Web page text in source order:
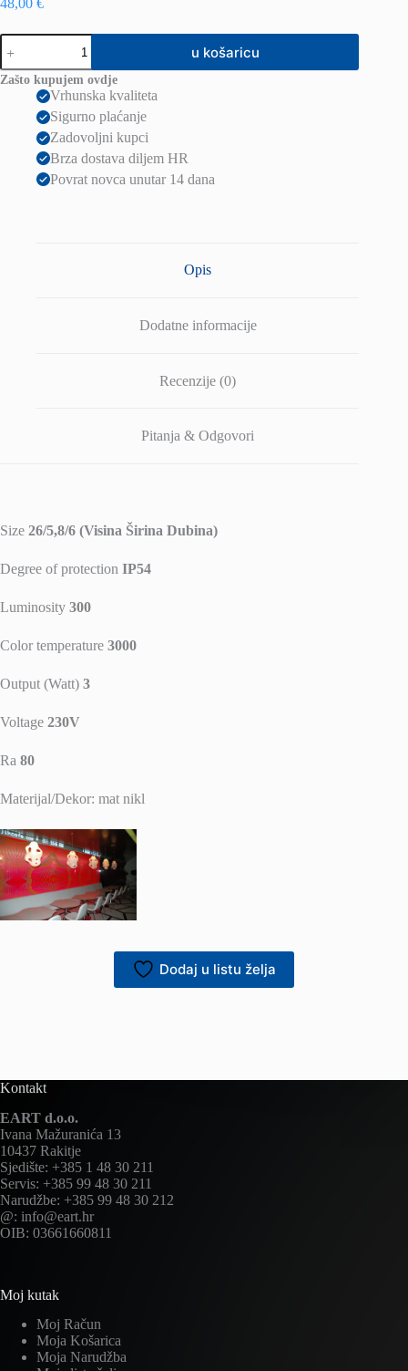
48,00 €
ZANE
zidna
mat
nikl
3000K
u košaricu
Zašto kupujem ovdje
Vrhunska kvaliteta
Sigurno plaćanje
Zadovoljni kupci
Brza dostava diljem HR
Povrat novca unutar 14 dana
Opis
Dodatne informacije
Recenzije (0)
Pitanja & Odgovori
Size 26/5,8/6 (Visina Širina Dubina)
Degree of protection IP54
Luminosity 300
Color temperature 3000
Output (Watt) 3
Voltage 230V
Ra 80
Materijal/Dekor: mat nikl
Dodaj u listu želja
Kontakt
EART d.o.o.
Ivana Mažuranića 13
10437 Rakitje
Sjedište: +385 1 48 30 211
Servis: +385 99 48 30 211
Narudžbe: +385 99 48 30 212
@: info@eart.hr
OIB: 03661660811
Moj kutak
Moj Račun
Moja Košarica
Moja Narudžba